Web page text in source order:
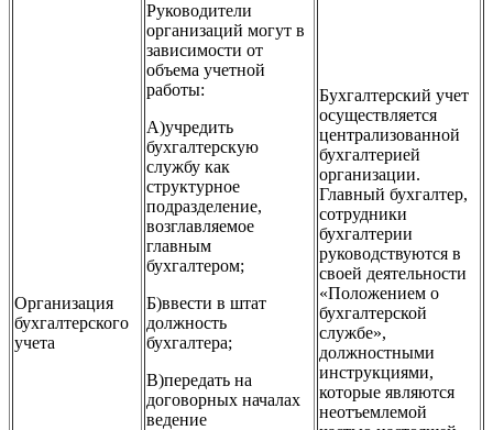
Организация
бухгалтерского
учета
Руководители
организаций могут в
зависимости от
объема учетной
работы:
А)учредить
бухгалтерскую
службу как
структурное
подразделение,
возглавляемое
главным
бухгалтером;
Б)ввести в штат
должность
бухгалтера;
В)передать на
договорных началах
ведение
Бухгалтерский учет
осуществляется
централизованной
бухгалтерией
организации.
Главный бухгалтер,
сотрудники
бухгалтерии
руководствуются в
своей деятельности
«Положением о
бухгалтерской
службе»,
должностными
инструкциями,
которые являются
неотъемлемой